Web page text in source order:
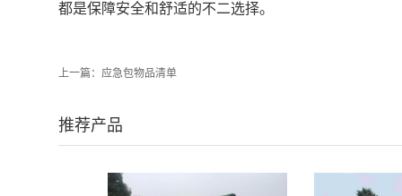
都是保障安全和舒适的不二选择。
上一篇： 应急包物品清单
推荐产品